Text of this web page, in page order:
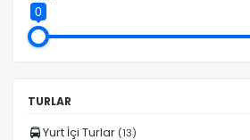
belirleyin.
0
TURLAR
Yurt İçi Turlar (13)